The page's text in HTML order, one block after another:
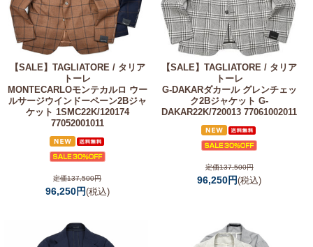
【SALE】 TAGLIATORE / タリア
トーレ
MONTECARLOモンテカルロ ウー
ルサージウインドーペーン2Bジャ
ケット 1SMC22K/120174
77052001011
定価137,500円
96,250円(税込)
【SALE】TAGLIATORE / タリア
トーレ
G-DAKARダカール グレンチェッ
ク2Bジャケット G-
DAKAR22K/720013 77061002011
定価137,500円
96,250円(税込)